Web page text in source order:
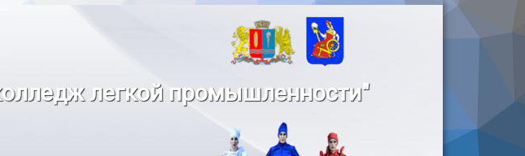
легкой промышленности"